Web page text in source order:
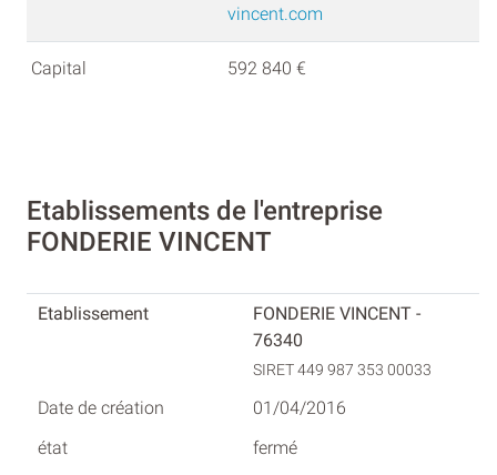
vincent.com
Capital 592 840 €
Etablissements de l'entreprise
FONDERIE VINCENT
FONDERIE VINCENT -
76340
SIRET 449 987 353 00033
01/04/2016
fermé